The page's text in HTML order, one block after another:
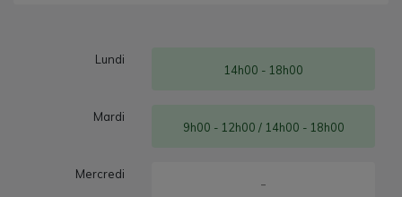
Lundi
14h00 - 18h00
Mardi
9h00 - 12h00 / 14h00 - 18h00
Mercredi
-